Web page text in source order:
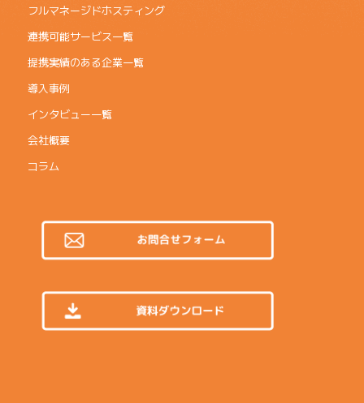
フルマネージドホスティング
連携可能サービス一覧
提携実績のある企業一覧
導入事例
インタビュー一覧
会社概要
コラム